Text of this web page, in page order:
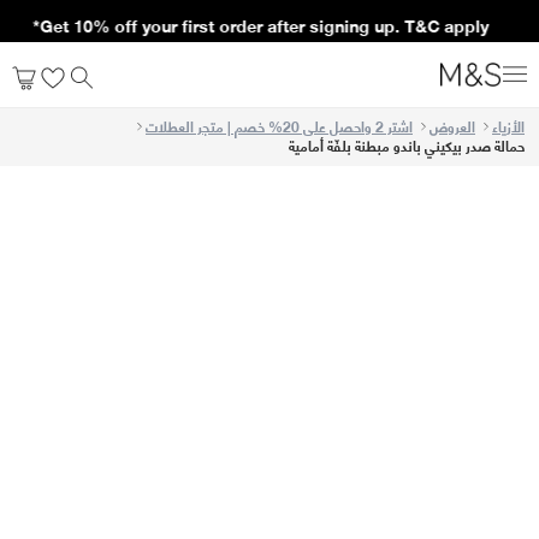
Get 10% off your first order after signing up. T&C apply*
الأزياء العروض اشتر 2 واحصل على 20% خصم | متجر العطلات
حمالة صدر بيكيني باندو مبطنة بلفّة أمامية